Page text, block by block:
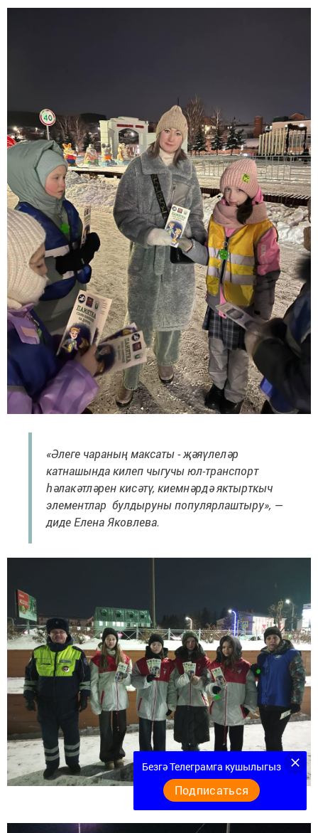
«Әлеге чараның максаты - җәяүлеләр
катнашында килеп чыгучы юл-транспорт
һәлакәтләрен кисәтү, киемнәрдә яктырткыч
элементлар булдыруны популярлаштыру», —
диде Елена Яковлева.
Безгә Телеграмга кушылыгыз
Подписаться